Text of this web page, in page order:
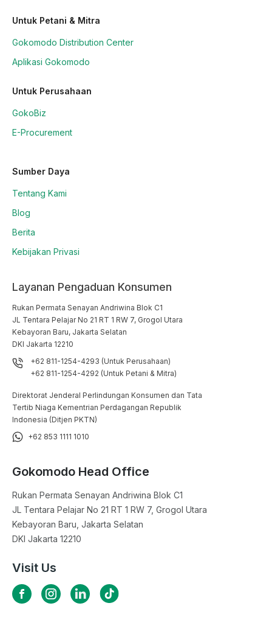
Untuk Petani & Mitra
Gokomodo Distribution Center
Aplikasi Gokomodo
Untuk Perusahaan
GokoBiz
E-Procurement
Sumber Daya
Tentang Kami
Blog
Berita
Kebijakan Privasi
Layanan Pengaduan Konsumen
Rukan Permata Senayan Andriwina Blok C1
JL Tentara Pelajar No 21 RT 1 RW 7, Grogol Utara
Kebayoran Baru, Jakarta Selatan
DKI Jakarta 12210
+62 811-1254-4293 (Untuk Perusahaan)
+62 811-1254-4292 (Untuk Petani & Mitra)
Direktorat Jenderal Perlindungan Konsumen dan Tata
Tertib Niaga Kementrian Perdagangan Republik
Indonesia (Ditjen PKTN)
+62 853 1111 1010
Gokomodo Head Office
Rukan Permata Senayan Andriwina Blok C1
JL Tentara Pelajar No 21 RT 1 RW 7, Grogol Utara
Kebayoran Baru, Jakarta Selatan
DKI Jakarta 12210
Visit Us